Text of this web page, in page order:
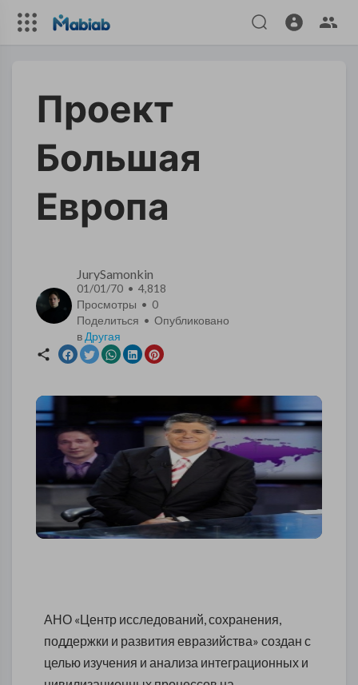
Проект
Большая
Европа
JurySamonkin
01/01/70 • 4,818
Просмотры • 0
Поделиться • Опубликовано
в Другая
АНО «Центр исследований, сохранения,
поддержки и развития евразийства» создан с
целью изучения и анализа интеграционных и